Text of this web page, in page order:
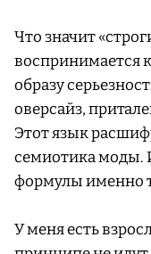
Что значит
воспринимается
образу
оверсайз,
Этот язык
семиотика моды.
формулы именно
У меня есть